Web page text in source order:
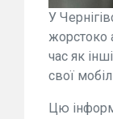
У
жорстоко
час як
свої
Цю